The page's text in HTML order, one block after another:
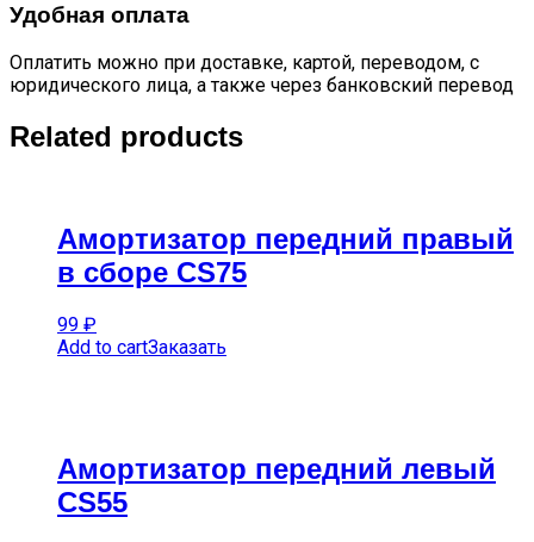
Удобная оплата
Оплатить можно при доставке, картой, переводом, с
юридического лица, а также через банковский перевод
Related products
Амортизатор передний правый
в сборе CS75
99 ₽
Add to cartЗаказать
Амортизатор передний левый
CS55